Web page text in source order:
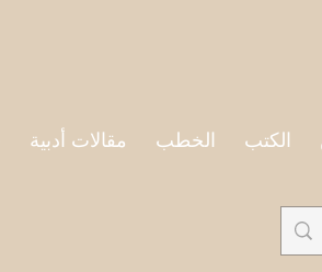
الكتب الخطب مقالات أدبية